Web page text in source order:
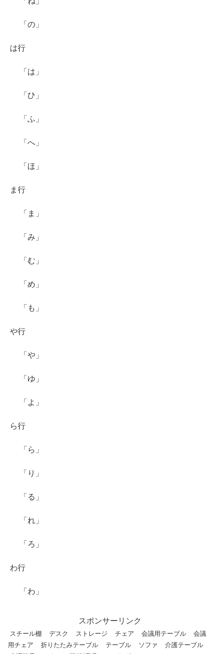
「の」
は行
「は」
「ひ」
「ふ」
「へ」
「ほ」
ま行
「ま」
「み」
「む」
「め」
「も」
や行
「や」
「ゆ」
「よ」
ら行
「ら」
「り」
「る」
「れ」
「ろ」
わ行
「わ」
スポンサーリンク
スチール棚 デスク ストレージ チェア 会議用テーブル
会議
用チェア
折りたたみテーブル テーブル ソファ
介護テーブル